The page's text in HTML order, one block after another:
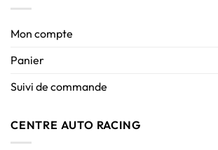
Mon compte
Panier
Suivi de commande
CENTRE AUTO RACING